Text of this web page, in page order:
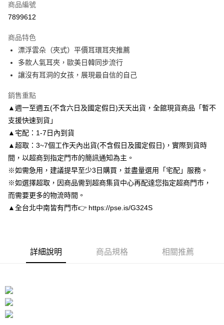
信用卡分期付款
合作金庫商業銀行
華南商業銀行
彰化商業銀行
上海商業儲蓄銀行
台北富邦商業銀行
國泰世華商業銀行
兆豐國際商業銀行
匯豐（台灣）商業銀行
聯邦商業銀行
遠東國際商業銀行
元大商業銀行
台新國際商業銀行
台灣樂天信用卡公司
6 期 0 利率 每期
華南商業銀行
彰化商業銀行
上海商業儲蓄銀行
台北富邦商業銀行
臺灣中小企業銀行
匯豐（台灣）商業銀行
華泰商業銀行
聯邦商業銀行
元大商業銀行
玉山商業銀行
星展（台灣）商業銀行
中國信託商業銀行
台灣樂天信用卡公司
LINE Pay
Apple Pay
街口支付
悠遊付
Google Pay
【關於「AFTEE先享後付」】
AFTEE先享後付是「在收到商品之後才付款」的支付方式。 讓您購物簡單
便利好安心！
１．簡單：不需註冊會員、不需綁卡、不需儲值。
２．便利：只要手機號碼，簡訊認證，即可結帳。
１．於結帳方式選擇「AFTEE先享後付」後，將跳轉至「AFTEE先享後付」
結帳頁面，進行簡訊認證並確認金額後，即可完成結帳。
※ 請注意：結帳手續完成當下不需立刻繳費，但若您需要取消訂單，請聯絡
購買商品的店家。未經商家同意取消之訂單仍視為有效，需透過AFTEE先享
後付繳納相關費用。
※ 交易是否成功請以「AFTEE先享後付 」之結帳頁面顯示為準，若有關於
ATM付款
運送方式
付款後7-11取貨
宅配
每筆NT$80，滿NT$3,000(含以上)免運費
離島宅配
商品編號
7899612
商品特色
漂浮雲朵（夾式）平價耳環耳夾推薦
多款人氣耳夾，歐美日韓同步流行
讓沒有耳洞的女孩，展現最自信的自己
銷售重點
▲週一至週五(不含六日及國定假日)天天出貨，全館現貨商品「暫不
支援快速到貨」
▲宅配：1-7日內到貨
▲超取：3~7個工作天內出貨(不含假日及國定假日)，實際到貨時
間，以超商到指定門市的簡訊通知為主。
※如需急用，建議提早至少3日購買，並盡量選用「宅配」服務。
※如選擇超取，因商品需到超商集貨中心再配達您指定超商門市，
而需要更多的物流時間。
▲全台北中南皆有門市👉 https://pse.is/G324S
詳細說明 商品規格 相關推薦